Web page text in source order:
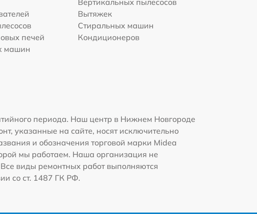
Вытяжек
Стиральных машин
печей
Кондиционеров
машин
периода. Наш центр в Нижнем Новгороде
указанные на сайте, носят исключительно
и обозначения торговой марки Midea
мы работаем. Наша организация не
виды ремонтных работ выполняются
со ст. 1487 ГК РФ.